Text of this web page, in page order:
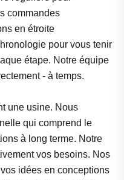
commandes
en étroite
pour vous tenir
étape. Notre équipe
- à temps.
une usine. Nous
qui comprend le
à long terme. Notre
vos besoins. Nos
idées en conceptions